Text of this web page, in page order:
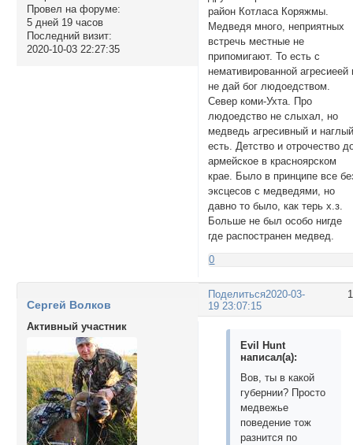
Провел на форуме:
5 дней 19 часов
Последний визит:
2020-10-03 22:27:35
район Котласа Коряжмы.
Медведя много, неприятных
встречь местные не
припомигают. То есть с
немативированной агресиеей
не дай бог людоедством.
Север коми-Ухта. Про
людоедство не слыхал, но
медведь агресивный и
есть. Детство и отрочество
армейское в красноярском
крае. Было в принципе все
эксцесов с медведями, но
давно то было, как терь х.з.
Больше не был особо нигде
где распостранен медвед.
0
Поделиться2020-03-
19 23:07:15
Сергей Волков
Активный участник
Evil Hunt
написал(а):
Вов, ты в какой
губернии? Просто
медвежье
поведение тож
разнится по